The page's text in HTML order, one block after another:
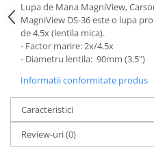
Dispozitive Inele
Dispozitive Margelit
Fierastraie / Panze
Mandrine si Burghie
Menghine
Modelarea Metalului
Nicovale si Suporti
Lupa de Mana MagniView,
MagniView DS-36 este o lupa
de 4.5x (lentila mica).
- Factor marire: 2x/4.5x
- Diametru lentila: 90mm (3.5")
Informatii conformitate produs
Caracteristici
Review-uri(0)